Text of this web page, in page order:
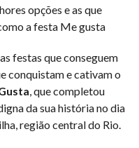
opções e as que
a festa Me gusta
festas que conseguem
conquistam e cativam o
, que completou
da sua história no dia
região central do Rio.